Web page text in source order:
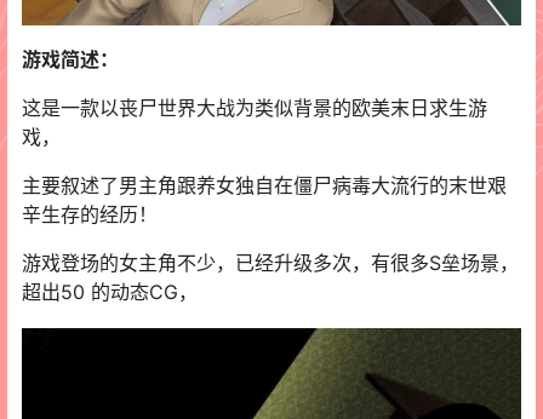
游戏简述：
这是一款以丧尸世界大战为类似背景的欧美末日求生游
戏，
主要叙述了男主角跟养女独自在僵尸病毒大流行的末世艰
辛生存的经历！
游戏登场的女主角不少，已经升级多次，有很多S垒场景，
超出50 的动态CG，